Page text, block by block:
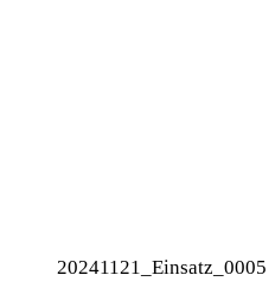
20241121_Einsatz_0005